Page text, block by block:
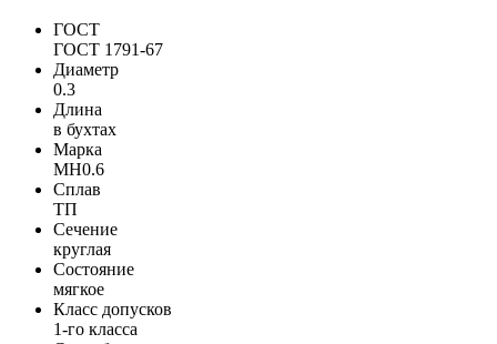
ГОСТ
ГОСТ 1791-67
Диаметр
0.3
Длина
в бухтах
Марка
МН0.6
Сплав
ТП
Сечение
круглая
Состояние
мягкое
Класс допусков
1-го класса